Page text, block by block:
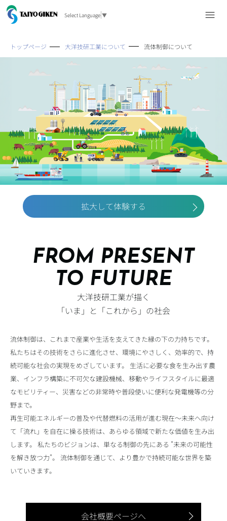
Select Language ▼
トップページ 大洋技研工業について 流体制御について
拡大して体験する
FROM PRESENT
TO FUTURE
大洋技研工業が描く
「いま」と「これから」の社会
流体制御は、これまで産業や生活を支えてきた縁の下の力持ちです。
私たちはその技術をさらに進化させ、環境にやさしく、効率的で、持
続可能な社会の実現をめざしています。 生活に必要な食を生み出す農
業、インフラ構築に不可欠な建設機械、移動やライフスタイルに最適
なモビリティー、災害などの非常時や普段使いに便利な発電機等の分
野まで。
再生可能エネルギーの普及や代替燃料の活用が進む現在～未来へ向け
て「流れ」を自在に操る技術は、あらゆる領域で新たな価値を生み出
します。 私たちのビジョンは、単なる制御の先にある "未来の可能性
を解き放つ力"。 流体制御を通じて、より豊かで持続可能な世界を築
いていきます。
会社概要ページへ